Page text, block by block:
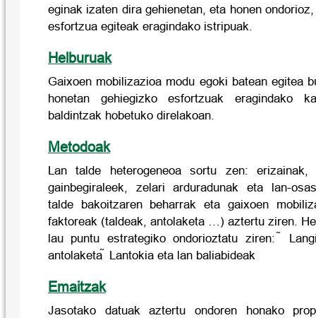
eginak izaten dira gehienetan, eta honen
esfortzua egiteak eragindako istripuak.
Helburuak
Gaixoen mobilizazioa modu egoki batean egitea
honetan gehiegizko esfortzuak eragindako
baldintzak hobetuko direlakoan.
Metodoak
Lan talde heterogeneoa sortu zen: erizainak,
gainbegiraleek, zelari arduradunak eta lan-
talde bakoitzaren beharrak eta gaixoen
faktoreak (taldeak, antolaketa …) aztertu ziren.
lau puntu estrategiko ondorioztatu ziren: 
antolaketa  Lantokia eta lan baliabideak
Emaitzak
Jasotako datuak aztertu ondoren honako